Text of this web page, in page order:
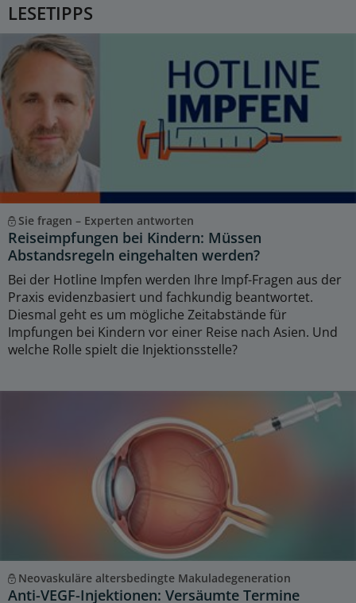
LESETIPPS
Sie fragen – Experten antworten
Reiseimpfungen bei Kindern: Müssen
Abstandsregeln eingehalten werden?
Bei der Hotline Impfen werden Ihre Impf-Fragen aus der
Praxis evidenzbasiert und fachkundig beantwortet.
Diesmal geht es um mögliche Zeitabstände für
Impfungen bei Kindern vor einer Reise nach Asien. Und
welche Rolle spielt die Injektionsstelle?
Neovaskuläre altersbedingte Makuladegeneration
Anti-VEGF-Injektionen: Versäumte Termine